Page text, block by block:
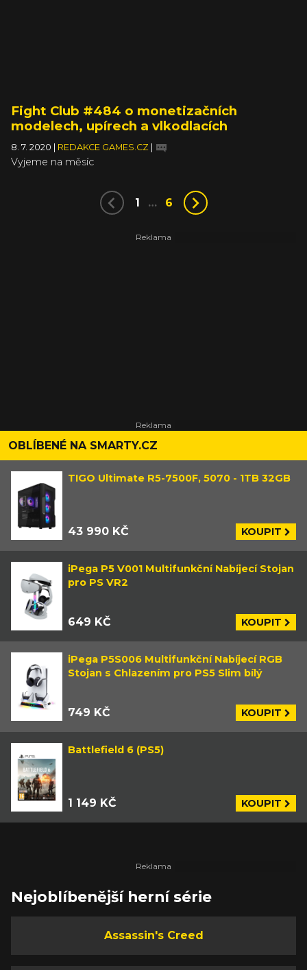
Fight Club #484 o monetizačních
modelech, upírech a vlkodlacích
8. 7. 2020 REDAKCE GAMES.CZ
Vyjeme na měsíc
1 … 6
OBLÍBENÉ NA SMARTY.CZ
TIGO Ultimate R5-7500F, 5070 - 1TB 32GB
43 990 KČ KOUPIT
iPega P5 V001 Multifunkční Nabíjecí Stojan
pro PS VR2
649 KČ KOUPIT
iPega P5S006 Multifunkční Nabíjecí RGB
Stojan s Chlazením pro PS5 Slim bílý
749 KČ KOUPIT
Battlefield 6 (PS5)
1 149 KČ KOUPIT
Nejoblíbenější herní série
Assassin's Creed